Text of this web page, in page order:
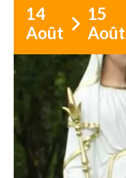
14
Août
15
Août